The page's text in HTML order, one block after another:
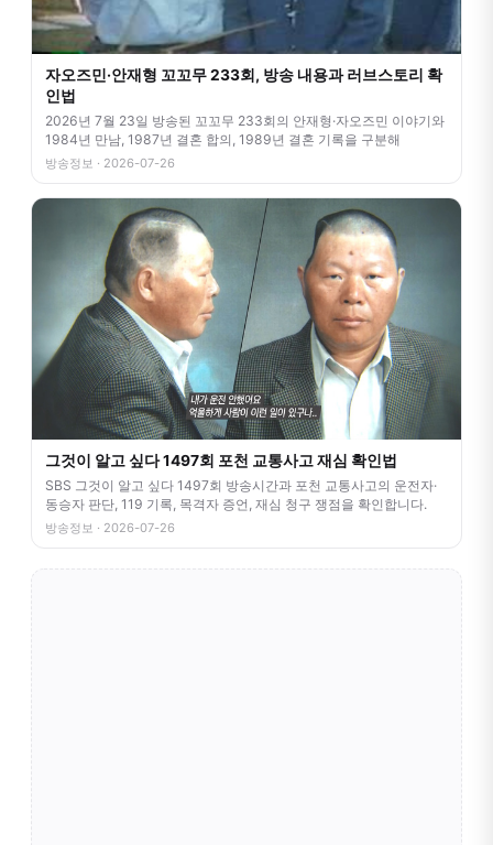
자오즈민·안재형 꼬꼬무 233회, 방송 내용과 러브스토리 확
인법
2026년 7월 23일 방송된 꼬꼬무 233회의 안재형·자오즈민 이야기와
1984년 만남, 1987년 결혼 합의, 1989년 결혼 기록을 구분해
방송정보 · 2026-07-26
그것이 알고 싶다 1497회 포천 교통사고 재심 확인법
SBS 그것이 알고 싶다 1497회 방송시간과 포천 교통사고의 운전자·
동승자 판단, 119 기록, 목격자 증언, 재심 청구 쟁점을 확인합니다.
방송정보 · 2026-07-26